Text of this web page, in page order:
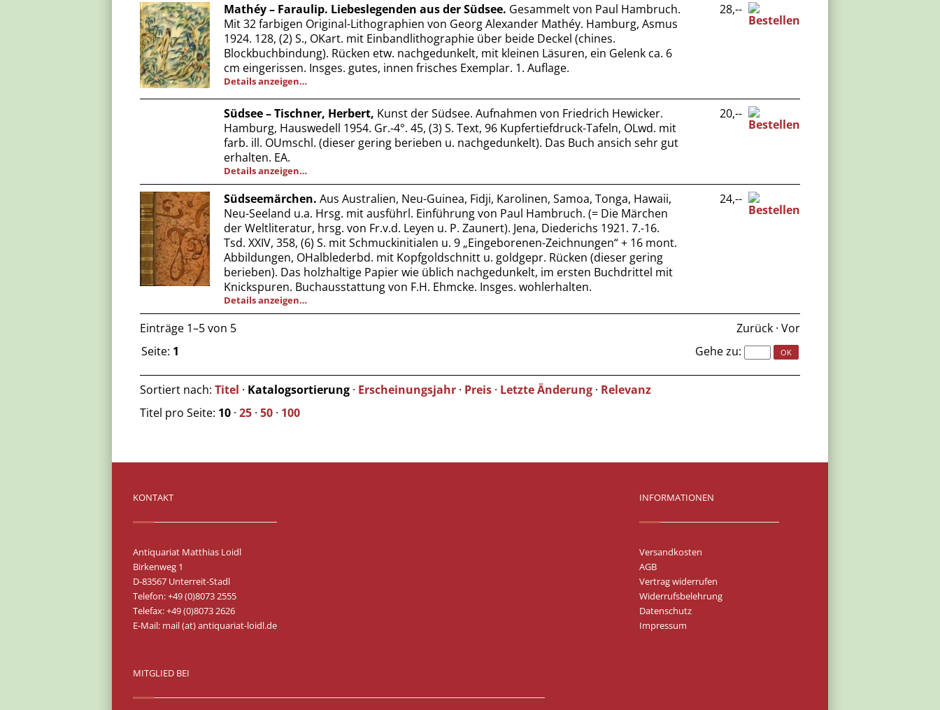
Mathéy – Faraulip. Liebeslegenden aus der Südsee. Gesammelt von Paul Hambruch.
Mit 32 farbigen Original-Lithographien von Georg Alexander Mathéy. Hamburg, Asmus
1924. 128, (2) S., OKart. mit Einbandlithographie über beide Deckel (chines.
Blockbuchbindung). Rücken etw. nachgedunkelt, mit kleinen Läsuren, ein Gelenk ca. 6
cm eingerissen. Insges. gutes, innen frisches Exemplar. 1. Auflage.
Details anzeigen…
28,--
Südsee – Tischner, Herbert, Kunst der Südsee. Aufnahmen von Friedrich Hewicker.
Hamburg, Hauswedell 1954. Gr.-4°. 45, (3) S. Text, 96 Kupfertiefdruck-Tafeln, OLwd. mit
farb. ill. OUmschl. (dieser gering berieben u. nachgedunkelt). Das Buch ansich sehr gut
erhalten. EA.
Details anzeigen…
20,--
Südseemärchen. Aus Australien, Neu-Guinea, Fidji, Karolinen, Samoa, Tonga, Hawaii,
Neu-Seeland u.a. Hrsg. mit ausführl. Einführung von Paul Hambruch. (= Die Märchen
der Weltliteratur, hrsg. von Fr.v.d. Leyen u. P. Zaunert). Jena, Diederichs 1921. 7.-16.
Tsd. XXIV, 358, (6) S. mit Schmuckinitialen u. 9 „Eingeborenen-Zeichnungen“ + 16 mont.
Abbildungen, OHalblederbd. mit Kopfgoldschnitt u. goldgepr. Rücken (dieser gering
berieben). Das holzhaltige Papier wie üblich nachgedunkelt, im ersten Buchdrittel mit
Knickspuren. Buchausstattung von F.H. Ehmcke. Insges. wohlerhalten.
Details anzeigen…
24,--
Einträge 1–5 von 5 Zurück · Vor
Seite: 1 Gehe zu:
Sortiert nach: Titel · Katalogsortierung · Erscheinungsjahr · Preis · Letzte Änderung · Relevanz
Titel pro Seite: 10 · 25 · 50 · 100
KONTAKT
Antiquariat Matthias Loidl
Birkenweg 1
D-83567 Unterreit-Stadl
Telefon: +49 (0)8073 2555
Telefax: +49 (0)8073 2626
E-Mail: mail (at) antiquariat-loidl.de
INFORMATIONEN
Versandkosten
AGB
Vertrag widerrufen
Widerrufsbelehrung
Datenschutz
Impressum
MITGLIED BEI